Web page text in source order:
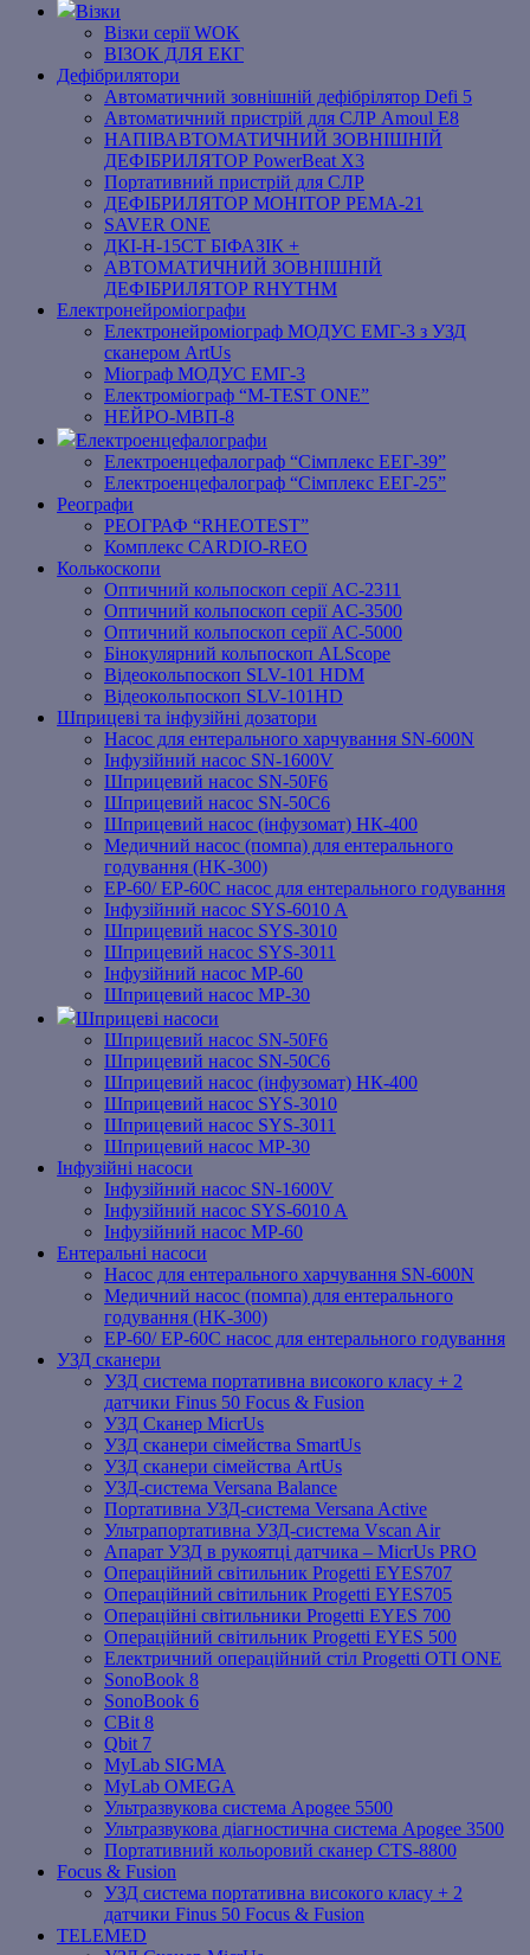
Візки
Візки серії WOK
ВІЗОК ДЛЯ ЕКГ
Дефібрилятори
Автоматичний зовнішній дефібрілятор Defi 5
Автоматичний пристрій для СЛР Amoul E8
НАПІВАВТОМАТИЧНИЙ ЗОВНІШНІЙ
ДЕФІБРИЛЯТОР PowerBeat X3
Портативний пристрій для СЛР
ДЕФІБРИЛЯТОР МОНІТОР РЕМА-21
SAVER ONE
ДКІ-Н-15СТ БІФАЗІК +
АВТОМАТИЧНИЙ ЗОВНІШНІЙ
ДЕФІБРИЛЯТОР RHYTHM
Електронейроміографи
Електронейроміограф МОДУС ЕМГ-3 з УЗД
сканером ArtUs
Міограф МОДУС ЕМГ-3
Електроміограф “M-TEST ONE”
НЕЙРО-МВП-8
Електроенцефалографи
Електроенцефалограф “Сімплекс ЕЕГ-39”
Електроенцефалограф “Сімплекс ЕЕГ-25”
Реографи
РЕОГРАФ “RHEOTEST”
Комплекс CARDIO-REO
Колькоскопи
Оптичний кольпоскоп серії AC-2311
Оптичний кольпоскоп серії AC-3500
Оптичний кольпоскоп серії AC-5000
Бінокулярний кольпоскоп ALScope
Відеокольпоскоп SLV-101 HDM
Відеокольпоскоп SLV-101HD
Шприцеві та інфузійні дозатори
Насос для ентерального харчування SN-600N
Інфузійний насос SN-1600V
Шприцевий насос SN-50F6
Шприцевий насос SN-50C6
Шприцевий насос (інфузомат) НК-400
Медичний насос (помпа) для ентерального
годування (HK-300)
EP-60/ EP-60C насос для ентерального годування
Інфузійний насос SYS-6010 A
Шприцевий насос SYS-3010
Шприцевий насос SYS-3011
Інфузійний насос MP-60
Шприцевий насос MP-30
Шприцеві насоси
Шприцевий насос SN-50F6
Шприцевий насос SN-50C6
Шприцевий насос (інфузомат) НК-400
Шприцевий насос SYS-3010
Шприцевий насос SYS-3011
Шприцевий насос MP-30
Інфузійні насоси
Інфузійний насос SN-1600V
Інфузійний насос SYS-6010 A
Інфузійний насос MP-60
Ентеральні насоси
Насос для ентерального харчування SN-600N
Медичний насос (помпа) для ентерального
годування (HK-300)
EP-60/ EP-60C насос для ентерального годування
УЗД сканери
УЗД система портативна високого класу + 2
датчики Finus 50 Focus & Fusion
УЗД Сканер MicrUs
УЗД сканери сімейства SmartUs
УЗД сканери сімейства ArtUs
УЗД-система Versana Balance
Портативна УЗД-система Versana Active
Ультрапортативна УЗД-система Vscan Air
Апарат УЗД в рукоятці датчика – MicrUs PRO
Операційний світильник Progetti EYES707
Операційний світильник Progetti EYES705
Операційні світильники Progetti EYES 700
Операційний світильник Progetti EYES 500
Електричний операційний стіл Progetti OTI ONE
SonoBook 8
SonoBook 6
СBit 8
Qbit 7
MyLab SIGMA
MyLab OMEGA
Ультразвукова система Apogee 5500
Ультразвукова діагностична система Apogee 3500
Портативний кольоровий сканер CTS-8800
Focus & Fusion
УЗД система портативна високого класу + 2
датчики Finus 50 Focus & Fusion
TELEMED